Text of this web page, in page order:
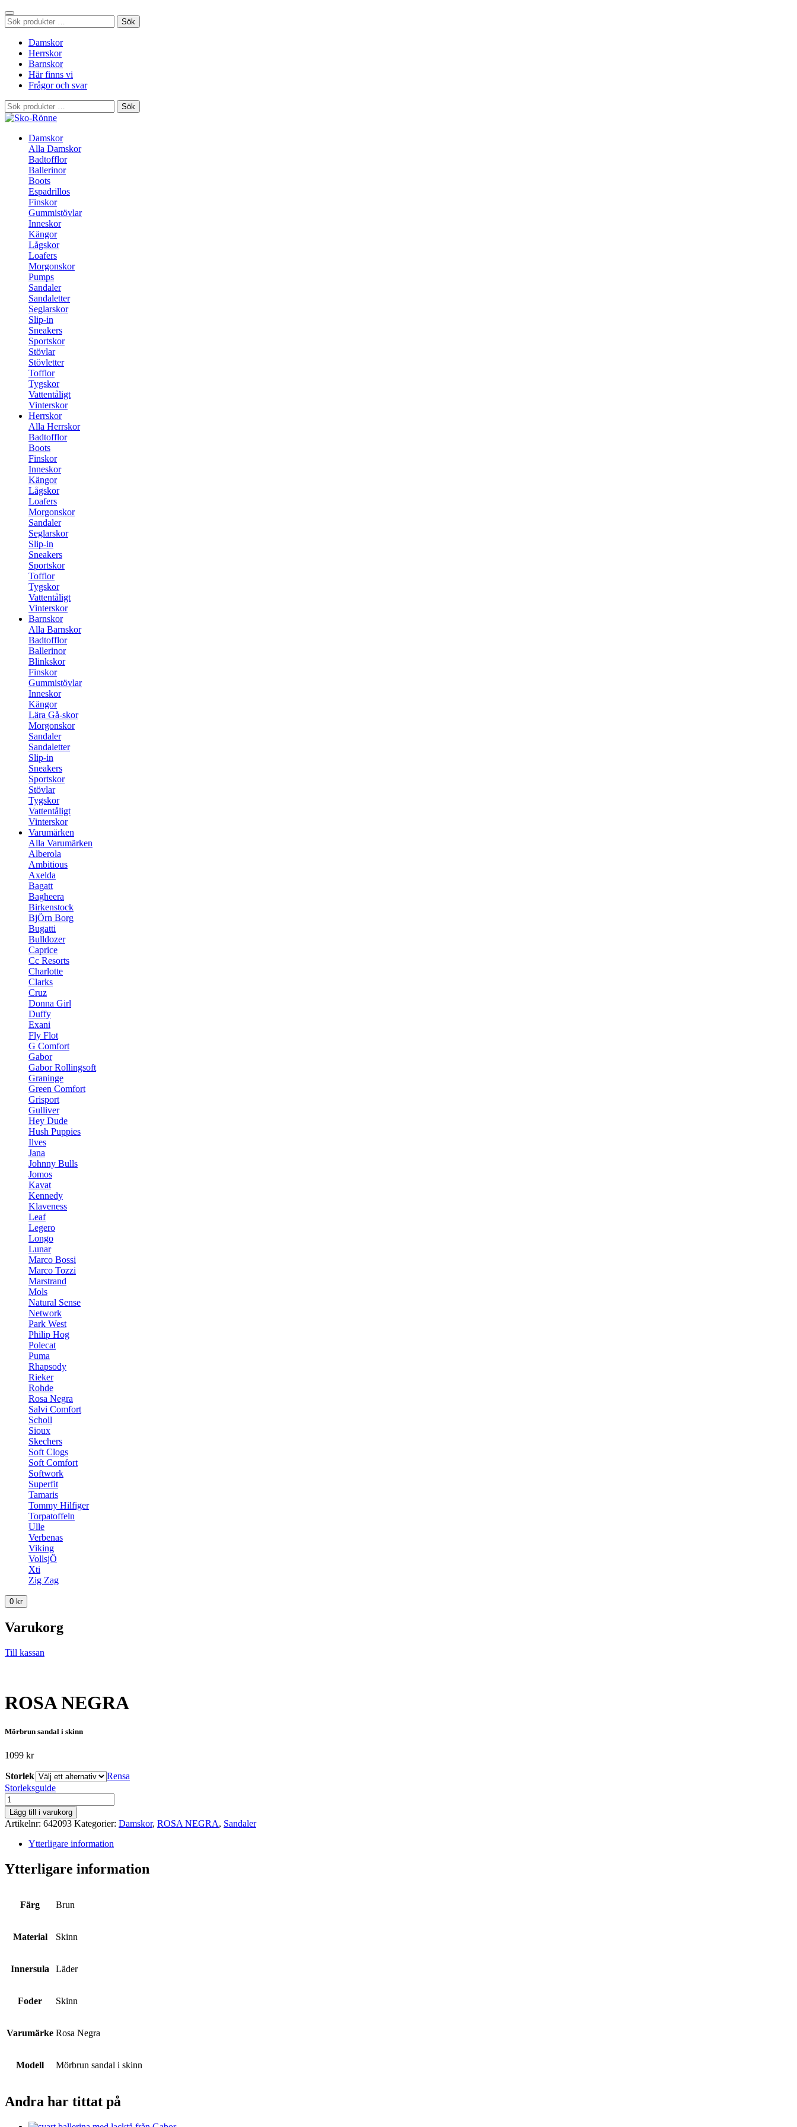
Sök
efter:
Sök
Damskor
Herrskor
Barnskor
Här finns vi
Frågor och svar
Sök
efter:
Sök
Damskor
Alla Damskor
Badtofflor
Ballerinor
Boots
Espadrillos
Finskor
Gummistövlar
Inneskor
Kängor
Lågskor
Loafers
Morgonskor
Pumps
Sandaler
Sandaletter
Seglarskor
Slip-in
Sneakers
Sportskor
Stövlar
Stövletter
Tofflor
Tygskor
Vattentåligt
Vinterskor
Herrskor
Alla Herrskor
Badtofflor
Boots
Finskor
Inneskor
Kängor
Lågskor
Loafers
Morgonskor
Sandaler
Seglarskor
Slip-in
Sneakers
Sportskor
Tofflor
Tygskor
Vattentåligt
Vinterskor
Barnskor
Alla Barnskor
Badtofflor
Ballerinor
Blinkskor
Finskor
Gummistövlar
Inneskor
Kängor
Lära Gå-skor
Morgonskor
Sandaler
Sandaletter
Slip-in
Sneakers
Sportskor
Stövlar
Tygskor
Vattentåligt
Vinterskor
Varumärken
Alla Varumärken
Alberola
Ambitious
Axelda
Bagatt
Bagheera
Birkenstock
BjÖrn Borg
Bugatti
Bulldozer
Caprice
Cc Resorts
Charlotte
Clarks
Cruz
Donna Girl
Duffy
Exani
Fly Flot
G Comfort
Gabor
Gabor Rollingsoft
Graninge
Green Comfort
Grisport
Gulliver
Hey Dude
Hush Puppies
Ilves
Jana
Johnny Bulls
Jomos
Kavat
Kennedy
Klaveness
Leaf
Legero
Longo
Lunar
Marco Bossi
Marco Tozzi
Marstrand
Mols
Natural Sense
Network
Park West
Philip Hog
Polecat
Puma
Rhapsody
Rieker
Rohde
Rosa Negra
Salvi Comfort
Scholl
Sioux
Skechers
Soft Clogs
Soft Comfort
Softwork
Superfit
Tamaris
Tommy Hilfiger
Torpatoffeln
Ulle
Verbenas
Viking
VollsjÖ
Xti
Zig Zag
0 kr
Varukorg
Till kassan
ROSA NEGRA
Mörbrun sandal i skinn
1099 kr
Storlek
Rensa
Storleksguide
ROSA
NEGRA
mängd
Lägg till i varukorg
Artikelnr: 642093 Kategorier: Damskor, ROSA NEGRA, Sandaler
Ytterligare information
Ytterligare information
Färg Brun
Material Skinn
Innersula Läder
Foder Skinn
Varumärke Rosa Negra
Modell Mörbrun sandal i skinn
Andra har tittat på